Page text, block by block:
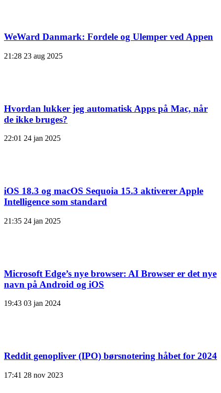
WeWard Danmark: Fordele og Ulemper ved Appen
21:28 23 aug 2025
Hvordan lukker jeg automatisk Apps på Mac, når
de ikke bruges?
22:01 24 jan 2025
iOS 18.3 og macOS Sequoia 15.3 aktiverer Apple
Intelligence som standard
21:35 24 jan 2025
Microsoft Edge’s nye browser: AI Browser er det nye
navn på Android og iOS
19:43 03 jan 2024
Reddit genopliver (IPO) børsnotering håbet for 2024
17:41 28 nov 2023